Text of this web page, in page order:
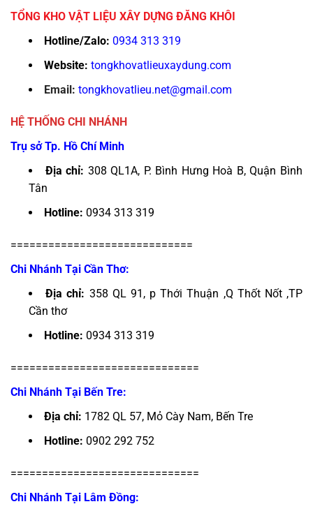
TỔNG KHO VẬT LIỆU XÂY DỰNG ĐĂNG KHÔI
Hotline/Zalo: 0934 313 319
Website: tongkhovatlieuxaydung.com
Email: tongkhovatlieu.net@gmail.com
HỆ THỐNG CHI NHÁNH
Trụ sở Tp. Hồ Chí Minh
Địa chỉ: 308 QL1A, P. Bình Hưng Hoà B, Quận Bình
Tân
Hotline: 0934 313 319
=============================
Chi Nhánh Tại Cần Thơ:
Địa chỉ: 358 QL 91, p Thới Thuận ,Q Thốt Nốt ,TP
Cần thơ
Hotline: 0934 313 319
==============================
Chi Nhánh Tại Bến Tre:
Địa chỉ: 1782 QL 57, Mỏ Cày Nam, Bến Tre
Hotline: 0902 292 752
==============================
Chi Nhánh Tại Lâm Đồng: